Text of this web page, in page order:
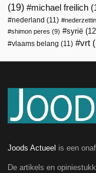
(19)
michael freilich
nederland (11)
shimon peres (9) syrië
vlaams belang (11) vrt
Joods Actueel is een
De artikels en